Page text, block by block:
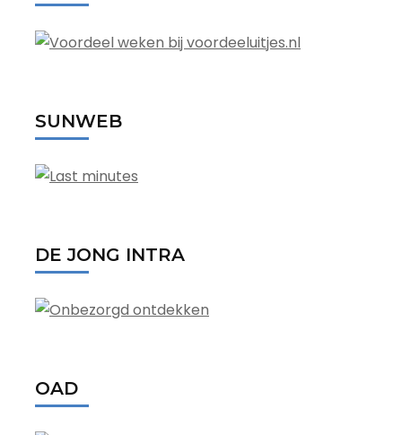
SUNWEB
DE JONG INTRA
OAD